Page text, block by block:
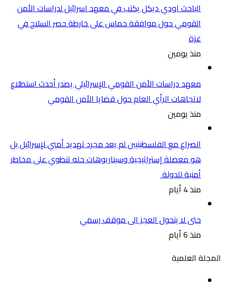
الباحث اودي ديكل يكتب في معهد اسرائيل لدراسات الأمن
القومي حول موافقة حماس على خارطة حصر السلاح في
غزة
منذ يومين
معهد دراسات الأمن القومي الإسرائيلي يصدر أحدث استطلاع
لاتجاهات الرأي العام حول قضايا الأمن القومي
منذ يومين
الصراع مع الفلسطينيين لم يعد مجرد تهديد أمني لإسرائيل بل
هو معضلة إستراتيجية وسيناريوهات حله تنطوي على مخاطر
أمنية للدولة
منذ 4 أيام
حتى لا يتحول العجز الى موقف رسمي
منذ 6 أيام
المجلة العلمية